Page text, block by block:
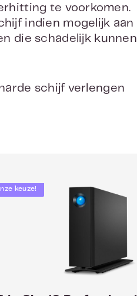
te voorkomen.
indien mogelijk aan
die schadelijk kunnen
schijf verlengen
keuze!